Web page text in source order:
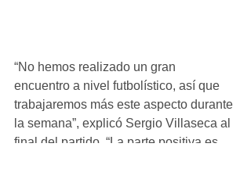
“No hemos realizado un gran
encuentro a nivel futbolístico, así que
trabajaremos más este aspecto durante
la semana”, explicó Sergio Villaseca al
final del partido. “La parte positiva es